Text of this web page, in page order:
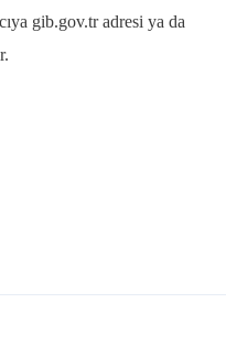
gib.gov.tr adresi ya da